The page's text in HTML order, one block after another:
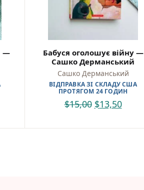
—
Бабуся оголошує війну —
Сашко Дерманський
Сашко Дерманський
ВІДПРАВКА ЗІ СКЛАДУ США
ПРОТЯГОМ 24 ГОДИН
$15,00 $13,50